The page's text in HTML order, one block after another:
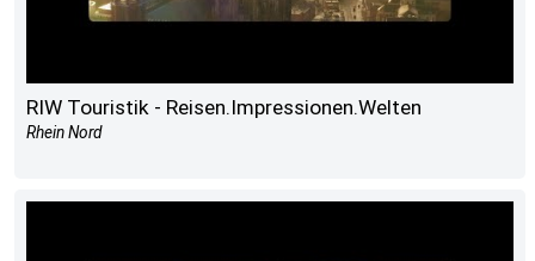
RIW Touristik - Reisen.Impressionen.Welten
Rhein Nord